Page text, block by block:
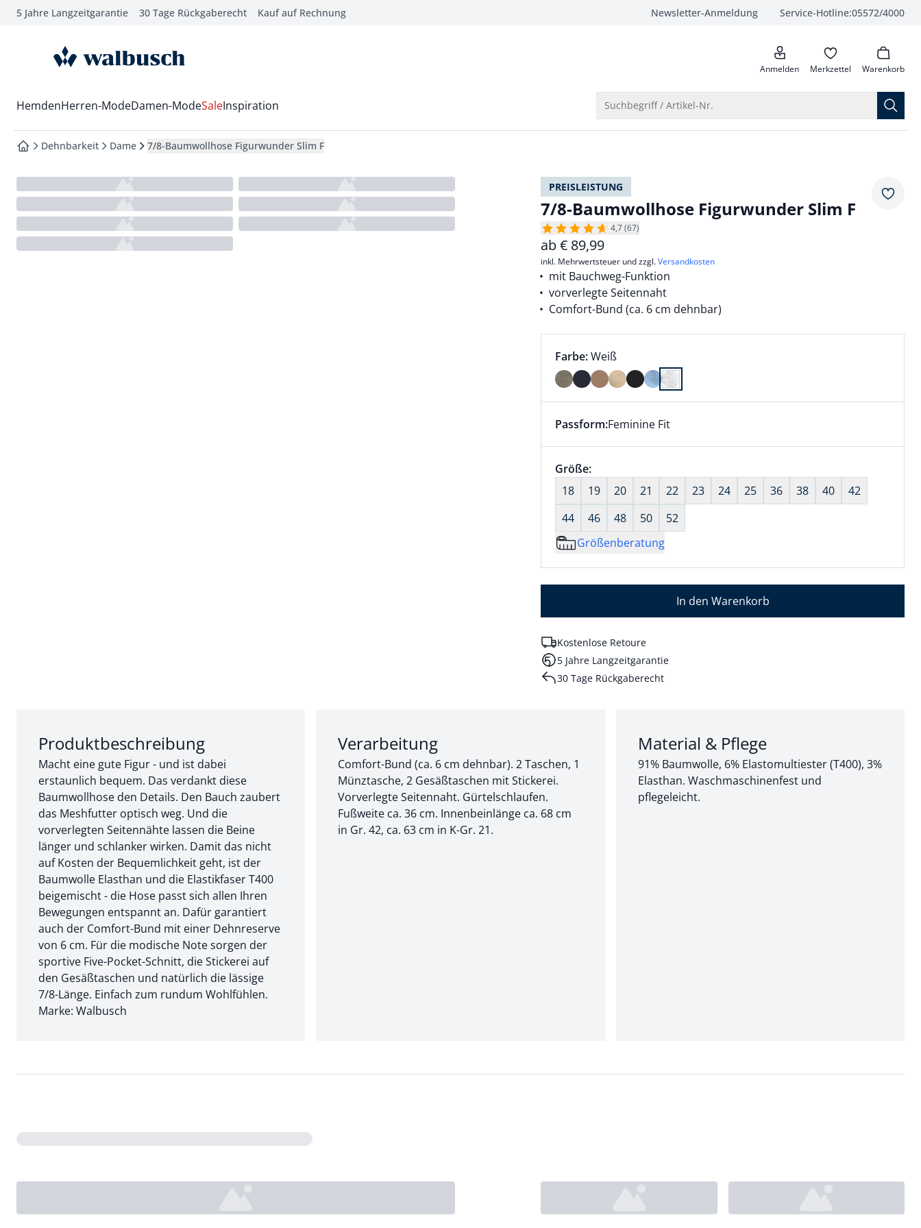
springen
springen
springen
5 Jahre Langzeitgarantie 30 Tage Rückgaberecht Kauf auf Rechnung Newsletter-Anmeldung Service-Hotline:05572/4000
anrufen
zur Startseite Anmelden Merkzettel Warenkorb
Wechsel in das Menü mit Pfeil-Runter Taste
HemdenHerren-ModeDamen-ModeSaleInspiration Suchbegriff / Artikel-Nr.
zur Startseite
Dehnbarkeit Dame 7/8-Baumwollhose Figurwunder Slim F
PREISLEISTUNG
7/8-Baumwollhose Figurwunder Slim F
4,7 (67)
ab€ 89,99
inkl. Mehrwertsteuer und zzgl.Versandkosten
mit Bauchweg-Funktion
vorverlegte Seitennaht
Comfort-Bund (ca. 6 cm dehnbar)
Farbauswahl:
Farbe:aktuell ausgewählt:
Weiß
Farbe Weiß ausgewählt
Dieser Artikel hat die Passform Feminine Fit. für Informationen zu
Passform:Feminine Fit
Größenauswahl:
Größe:nichts ausgewählt
18
19 20 21 22 23 24 25 36 38 40
42
44
46 48 50
52
Größenberatung
In den Warenkorb
Kostenlose Retoure
5 Jahre Langzeitgarantie
30 Tage Rückgaberecht
Abschnitt 1 von 3:
Produktbeschreibung
Macht eine gute Figur - und ist dabei
erstaunlich bequem. Das verdankt diese
Baumwollhose den Details. Den Bauch zaubert
das Meshfutter optisch weg. Und die
vorverlegten Seitennähte lassen die Beine
länger und schlanker wirken. Damit das nicht
auf Kosten der Bequemlichkeit geht, ist der
Baumwolle Elasthan und die Elastikfaser T400
beigemischt - die Hose passt sich allen Ihren
Bewegungen entspannt an. Dafür garantiert
auch der Comfort-Bund mit einer Dehnreserve
von 6 cm. Für die modische Note sorgen der
sportive Five-Pocket-Schnitt, die Stickerei auf
den Gesäßtaschen und natürlich die lässige
7/8-Länge. Einfach zum rundum Wohlfühlen.
Marke: Walbusch
Abschnitt 2 von 3:
Verarbeitung
Comfort-Bund (ca. 6 cm dehnbar). 2 Taschen, 1
Münztasche, 2 Gesäßtaschen mit Stickerei.
Vorverlegte Seitennaht. Gürtelschlaufen.
Fußweite ca. 36 cm. Innenbeinlänge ca. 68 cm
in Gr. 42, ca. 63 cm in K-Gr. 21.
Abschnitt 3 von 3:
Material & Pflege
91% Baumwolle, 6% Elastomultiester (T400), 3%
Elasthan. Waschmaschinenfest und
pflegeleicht.